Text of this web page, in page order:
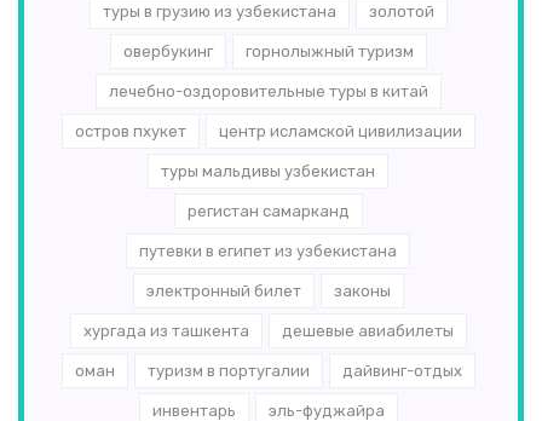
туры в грузию из узбекистана золотой
овербукинг горнолыжный туризм
лечебно-оздоровительные туры в китай
остров пхукет центр исламской цивилизации
туры мальдивы узбекистан
регистан самарканд
путевки в египет из узбекистана
электронный билет законы
хургада из ташкента дешевые авиабилеты
оман туризм в португалии дайвинг-отдых
инвентарь эль-­фуджайра